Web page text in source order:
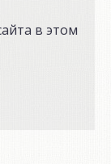
в этом